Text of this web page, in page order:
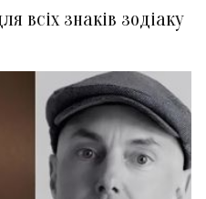
всіх знаків зодіаку